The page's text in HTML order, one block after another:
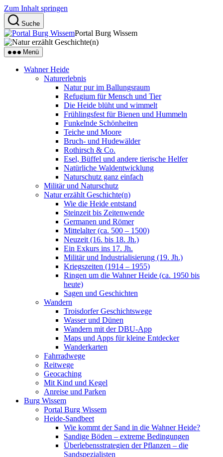
Zum Inhalt springen
Suche
Portal Burg Wissem
Menü
Wahner Heide
Naturerlebnis
Natur pur im Ballungsraum
Refugium für Mensch und Tier
Die Heide blüht und wimmelt
Frühlingsfest für Bienen und Hummeln
Funkelnde Schönheiten
Teiche und Moore
Bruch- und Hudewälder
Rothirsch & Co.
Esel, Büffel und andere tierische Helfer
Natürliche Waldentwicklung
Naturschutz ganz einfach
Militär und Naturschutz
Natur erzählt Geschichte(n)
Wie die Heide entstand
Steinzeit bis Zeitenwende
Germanen und Römer
Mittelalter (ca. 500 – 1500)
Neuzeit (16. bis 18. Jh.)
Ein Exkurs ins 17. Jh.
Militär und Industrialisierung (19. Jh.)
Kriegszeiten (1914 – 1955)
Ringen um die Wahner Heide (ca. 1950 bis
heute)
Sagen und Geschichten
Wandern
Troisdorfer Geschichtswege
Wasser und Dünen
Wandern mit der DBU-App
Maps und Apps für kleine Entdecker
Wanderkarten
Fahrradwege
Reitwege
Geocaching
Mit Kind und Kegel
Anreise und Parken
Burg Wissem
Portal Burg Wissem
Heide-Sandbeet
Wie kommt der Sand in die Wahner Heide?
Sandige Böden – extreme Bedingungen
Überlebensstrategien der Pflanzen – die
Sandspezialisten